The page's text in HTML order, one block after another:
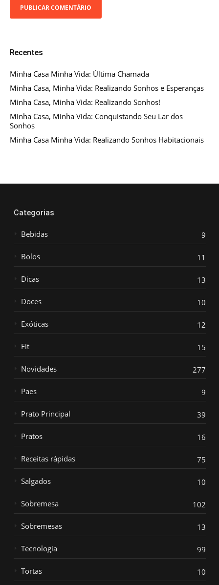
Recentes
Minha Casa Minha Vida: Última Chamada
Minha Casa, Minha Vida: Realizando Sonhos e Esperanças
Minha Casa, Minha Vida: Realizando Sonhos!
Minha Casa, Minha Vida: Conquistando Seu Lar dos
Sonhos
Minha Casa Minha Vida: Realizando Sonhos Habitacionais
Categorias
Bebidas 9
Bolos 11
Dicas 13
Doces 10
Exóticas 12
Fit 15
Novidades 277
Paes 9
Prato Principal 39
Pratos 16
Receitas rápidas 75
Salgados 10
Sobremesa 102
Sobremesas 13
Tecnologia 99
Tortas 10